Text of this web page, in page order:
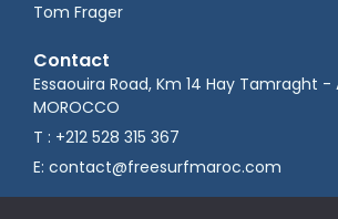
Tom Frager
Contact
Essaouira Road, Km 14 Hay Tamraght -
MOROCCO
T : +212 528 315 367
E: contact@freesurfmaroc.com